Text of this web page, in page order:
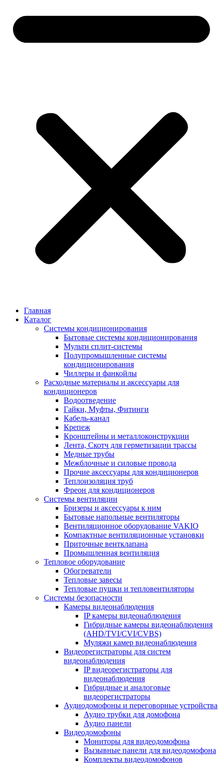
Главная
Каталог
Системы кондиционирования
Бытовые системы кондиционирования
Мульти сплит-системы
Полупромышленные системы
кондиционирования
Чиллеры и фанкойлы
Расходные материалы и аксессуары для
кондиционеров
Водоотведение
Гайки, Муфты, Фитинги
Кабель-канал
Крепеж
Кронштейны и металлоконструкции
Лента, Скотч для герметизации трассы
Медные трубы
Межблочные и силовые провода
Прочие аксессуары для кондиционеров
Теплоизоляция труб
Фреон для кондиционеров
Системы вентиляции
Бризеры и аксессуары к ним
Бытовые напольные вентиляторы
Вентиляционное оборудование VAKIO
Компактные вентиляционные установки
Приточные вентклапана
Промышленная вентиляция
Тепловое оборудование
Обогреватели
Тепловые завесы
Тепловые пушки и тепловентиляторы
Системы безопасности
Камеры видеонаблюдения
IP камеры видеонаблюдения
Гибридные камеры видеонаблюдения
(AHD/TVI/CVI/CVBS)
Муляжи камер видеонаблюдения
Видеорегистраторы для систем
видеонаблюдения
IP видеорегистраторы для
видеонаблюдения
Гибридные и аналоговые
видеорегистраторы
Аудиодомофоны и переговорные устройства
Аудио трубки для домофона
Аудио панели
Видеодомофоны
Мониторы для видеодомофона
Вызывные панели для видеодомофона
Комплекты видеодомофонов